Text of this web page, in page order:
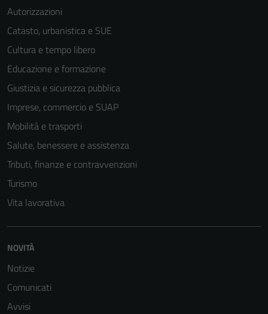
Autorizzazioni
Catasto, urbanistica e SUE
Cultura e tempo libero
Educazione e formazione
Giustizia e sicurezza pubblica
Imprese, commercio e SUAP
Mobilità e trasporti
Salute, benessere e assistenza
Tributi, finanze e contravvenzioni
Turismo
Vita lavorativa
NOVITÀ
Notizie
Comunicati
Avvisi
Questi cookie